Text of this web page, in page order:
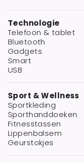
Technologie
Telefoon & tablet
Bluetooth
Gadgets
Smart
USB
Sport & Wellness
Sportkleding
Sporthanddoeken
Fitnesstassen
Lippenbalsem
Geurstokjes